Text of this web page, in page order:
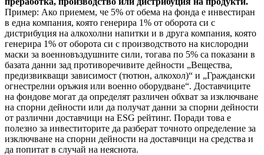
Пример: Ако приемем, че 5% от обема на фонда е инвестиран
в една компания, която генерира 1% от оборота си с
дистрибуция на алкохолни напитки и в друга компания, която
генерира 1% от оборота си с производството на кислородни
маски за военновъздушните сили, тогава по 5% са показани в
базата данни зад противоречивите дейности „Вещества,
предизвикващи зависимост (тютюн, алкохол)“ и „Граждански
огнестрелни оръжия или военно оборудване“. Доставчиците
на фондове могат да определят различен обхват за изключване
на спорни дейности или да получат данни за спорни дейности
от различни доставчици на ESG рейтинг. Поради това е
полезно за инвеститорите да разберат точното определение за
изключване на спорни дейности на доставчици на средства и
да попитат в случай на неяснота.